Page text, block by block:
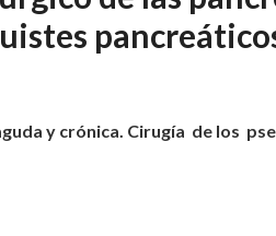
y crónica. Cirugía de los